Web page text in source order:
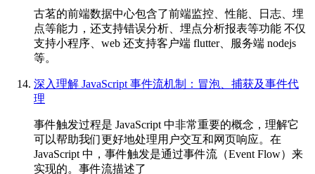
古茗的前端数据中心包含了前端监控、性能、日志、埋
点等能力，还支持错误分析、埋点分析报表等功能 不仅
支持小程序、web 还支持客户端 flutter、服务端 nodejs
等。
深入理解 JavaScript 事件流机制：冒泡、捕获及事件代
理
事件触发过程是 JavaScript 中非常重要的概念，理解它
可以帮助我们更好地处理用户交互和网页响应。在
JavaScript 中，事件触发是通过事件流（Event Flow）来
实现的。事件流描述了